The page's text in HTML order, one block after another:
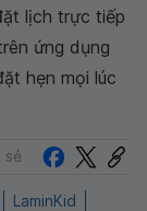
lịch trực tiếp
ứng dụng
hẹn mọi lúc
sẻ
LaminKid